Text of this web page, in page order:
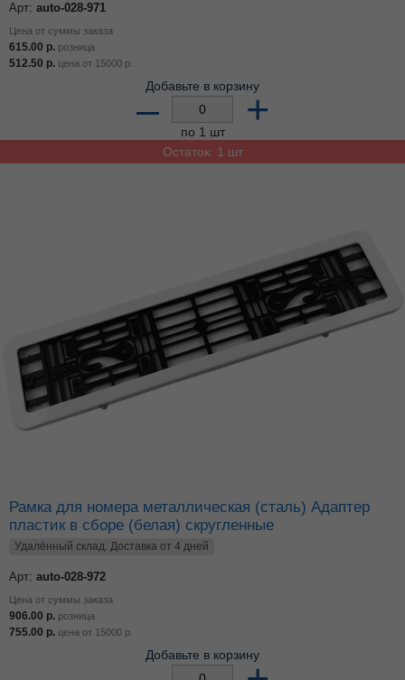
Арт: auto-028-971
Цена от суммы заказа
615.00 р. розница
512.50 р. цена от 15000 р.
Добавьте в корзину
– +
по 1 шт
Остаток: 1 шт
Рамка для номера металлическая (сталь) Адаптер
пластик в сборе (белая) скругленные
Удалённый склад. Доставка от 4 дней
Арт: auto-028-972
Цена от суммы заказа
906.00 р. розница
755.00 р. цена от 15000 р.
Добавьте в корзину